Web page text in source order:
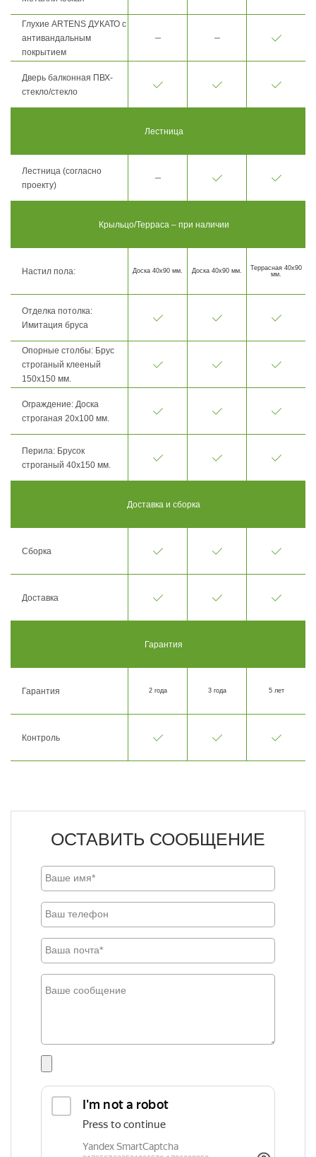
Глухие ARTENS ДУКАТО с
антивандальным
покрытием
Дверь балконная ПВХ-
стекло/стекло
Лестница
Лестница (согласно
проекту)
Крыльцо/Терраса – при наличии
Настил пола: Доска 40х90 мм. Доска 40х90 мм.
Террасная 40х90
мм.
Отделка потолка:
Имитация бруса
Опорные столбы: Брус
строганый клееный
150х150 мм.
Ограждение: Доска
строганая 20х100 мм.
Перила: Брусок
строганый 40х150 мм.
Доставка и сборка
Сборка
Доставка
Гарантия
Гарантия 2 года 3 года 5 лет
Контроль
ОСТАВИТЬ СООБЩЕНИЕ